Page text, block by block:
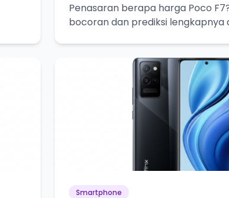
Penasaran berapa harga Poco
bocoran dan prediksi lengkapnya
Smartphone